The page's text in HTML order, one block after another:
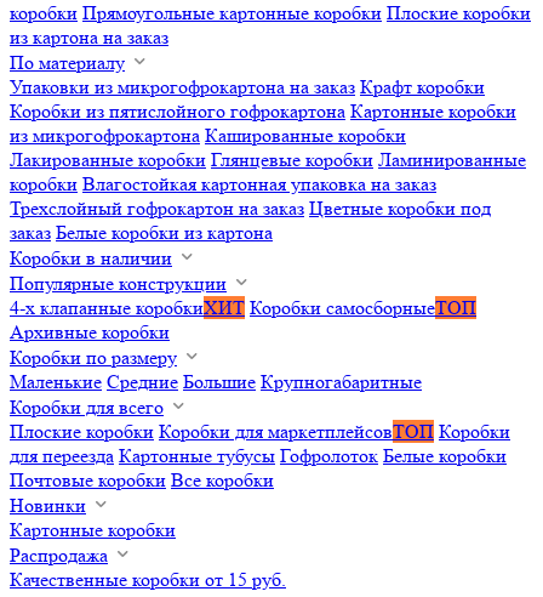
коробки Прямоугольные картонные коробки Плоские коробки
из картона на заказ
По материалу
Упаковки из микрогофрокартона на заказ Крафт коробки
Коробки из пятислойного гофрокартона Картонные коробки
из микрогофрокартона Кашированные коробки
Лакированные коробки Глянцевые коробки Ламинированные
коробки Влагостойкая картонная упаковка на заказ
Трехслойный гофрокартон на заказ Цветные коробки под
заказ Белые коробки из картона
Коробки в наличии
Популярные конструкции
4-х клапанные коробкиХИТ Коробки самосборныеТОП
Архивные коробки
Коробки по размеру
Маленькие Средние Большие Крупногабаритные
Коробки для всего
Плоские коробки Коробки для маркетплейсовТОП Коробки
для переезда Картонные тубусы Гофролоток Белые коробки
Почтовые коробки Все коробки
Новинки
Картонные коробки
Распродажа
Качественные коробки от 15 руб.